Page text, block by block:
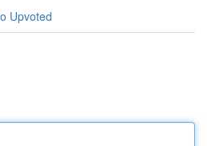
Upvoted